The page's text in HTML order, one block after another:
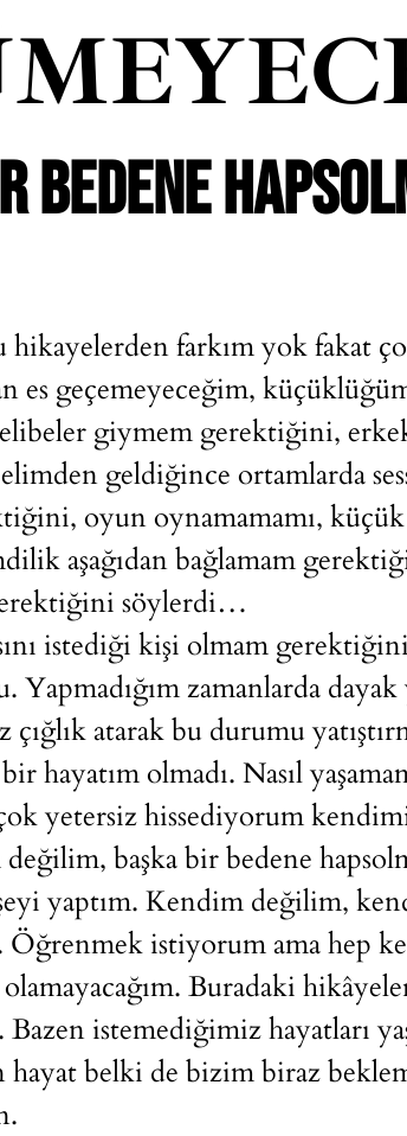
BEDENE
farkım yok fakat
es geçemeyeceğim,
giymem gerektiğini,
geldiğince ortamlarda
oyun oynamamamı,
aşağıdan bağlamam
söylerdi…
istediği kişi olmam
Yapmadığım zamanlarda
çığlık atarak bu durumu
hayatım olmadı. Nasıl
yetersiz hissediyorum
başka bir bedene
yaptım. Kendim değilim,
istiyorum ama hep
Buradaki
Bazen istemediğimiz hayatları
hayat belki de bizim biraz